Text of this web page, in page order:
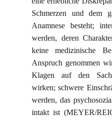
Schmerzen und dem
Anamnese besteht;
werden, deren
keine medizinische
Anspruch genommen
Klagen auf den
wirken; schwere
werden, das
intakt ist (MEYER/